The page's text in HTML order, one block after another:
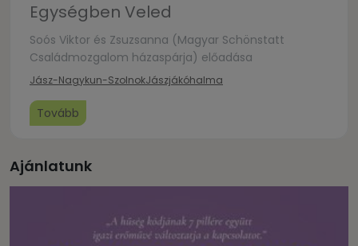
Egységben Veled
Soós Viktor és Zsuzsanna (Magyar Schönstatt
Családmozgalom házaspárja) előadása
Jász-Nagykun-SzolnokJászjákóhalma
Tovább
Ajánlatunk